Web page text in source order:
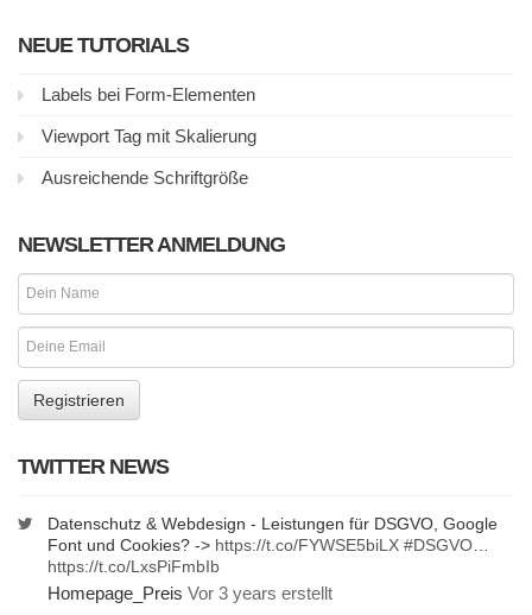
NEUE TUTORIALS
Labels bei Form-Elementen
Viewport Tag mit Skalierung
Ausreichende Schriftgröße
NEWSLETTER ANMELDUNG
TWITTER NEWS
Datenschutz & Webdesign - Leistungen für DSGVO, Google
Font und Cookies? -> https://t.co/FYWSE5biLX #DSGVO
https://t.co/LxsPiFmbIb
Homepage_Preis Vor 3 years erstellt